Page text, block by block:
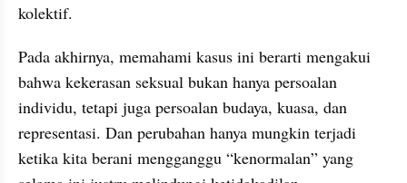
kolektif.
Pada akhirnya, memahami kasus ini berarti mengakui
bahwa kekerasan seksual bukan hanya persoalan
individu, tetapi juga persoalan budaya, kuasa, dan
representasi. Dan perubahan hanya mungkin terjadi
ketika kita berani mengganggu “kenormalan” yang